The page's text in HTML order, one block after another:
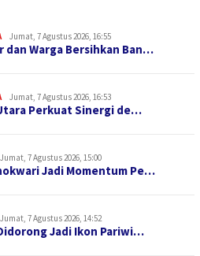
Jumat, 7 Agustus 2026, 16:55
dan Warga Bersihkan Ban…
Jumat, 7 Agustus 2026, 16:53
Perkuat Sinergi de…
Jumat, 7 Agustus 2026, 15:00
Jadi Momentum Pe…
Jumat, 7 Agustus 2026, 14:52
Jadi Ikon Pariwi…